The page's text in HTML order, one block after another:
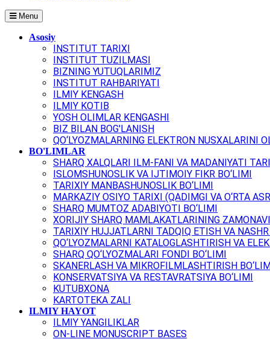
Menu
Asosiy
INSTITUT TARIXI
INSTITUT TUZILMASI
BIZNING YUTUQLARIMIZ
INSTITUT RAHBARIYATI
ILMIY KENGASH
ILMIY KOTIB
YOSH OLIMLAR KENGASHI
BIZ BILAN BOG'LANISH
QO‘LYOZMALARNING ELEKTRON NUSXALARINI
BO'LIMLAR
SHARQ XALQLARI ILM-FANI VA MADANIYATI
ISLOMSHUNOSLIK VA IJTIMOIY FIKR BO‘LIMI
TARIXIY MANBASHUNOSLIK BO‘LIMI
MARKAZIY OSIYO TARIXI (QADIMGI VA O‘RTA
SHARQ MUMTOZ ADABIYOTI BO‘LIMI
XORIJIY SHARQ MAMLAKATLARINING
TARIXIY HUJJATLARNI TADQIQ ETISH VA
QO‘LYOZMALARNI KATALOGLASHTIRISH VA
SHARQ QO‘LYOZMALARI FONDI BO‘LIMI
SKANERLASH VA MIKROFILMLASHTIRISH
KONSERVATSIYA VA RESTAVRATSIYA BO‘LIMI
KUTUBXONA
KARTOTEKA ZALI
ILMIY HAYOT
ILMIY YANGILIKLAR
ON-LINE MONUSCRIPT BASES